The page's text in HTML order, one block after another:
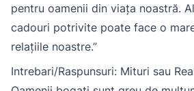
pentru oamenii din viața noastră.
cadouri potrivite poate face o
relațiile noastre.”
Intrebari/Raspunsuri: Mituri sau